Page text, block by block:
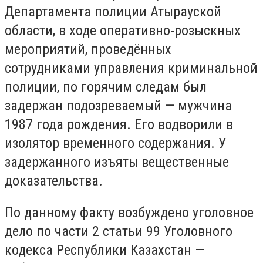
Департамента полиции Атырауской
области, в ходе оперативно-розыскных
мероприятий, проведённых
сотрудниками управления криминальной
полиции, по горячим следам был
задержан подозреваемый — мужчина
1987 года рождения. Его водворили в
изолятор временного содержания. У
задержанного изъяты вещественные
доказательства.
По данному факту возбуждено уголовное
дело по части 2 статьи 99 Уголовного
кодекса Республики Казахстан —